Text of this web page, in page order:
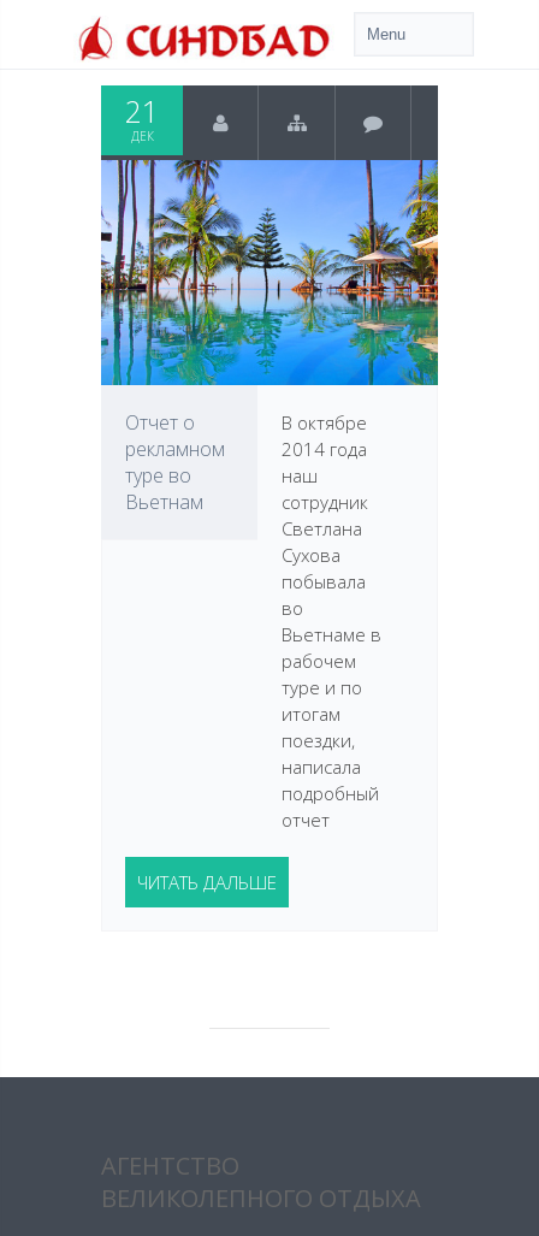
21
ДЕК
Отчет о
рекламном
туре во
Вьетнам
В октябре
2014 года
наш
сотрудник
Светлана
Сухова
побывала
во
Вьетнаме в
рабочем
туре и по
итогам
поездки,
написала
подробный
отчет
ЧИТАТЬ ДАЛЬШЕ
АГЕНТСТВО
ВЕЛИКОЛЕПНОГО ОТДЫХА